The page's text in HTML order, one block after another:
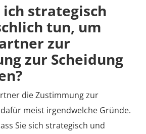
ich strategisch
tun, um
zur
zur Scheidung
die Zustimmung zur
meist irgendwelche Gründe.
Sie sich strategisch und